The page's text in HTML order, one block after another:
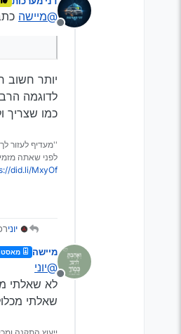
מנותק
@מיישה
יותר חשוב
לדוגמה
כמו שצריך
''מעדיף לעזור
לפני שאתה
did.li/MxyOf
יוני
מנותק
מיישה
@יוני
לא שאלתי
שאלתי